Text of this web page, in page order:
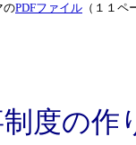
のPDFファイル （１１ペ
度の作